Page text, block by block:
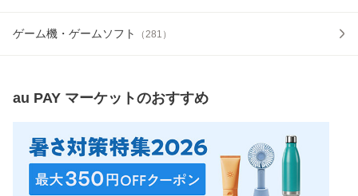
ゲーム機・ゲームソフト （281 ）
au PAY マーケットのおすすめ